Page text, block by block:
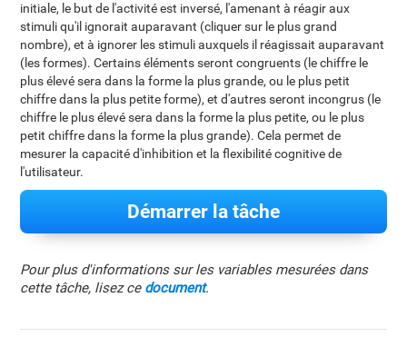
initiale, le but de l'activité est inversé, l'amenant à réagir aux
stimuli qu'il ignorait auparavant (cliquer sur le plus grand
nombre), et à ignorer les stimuli auxquels il réagissait auparavant
(les formes). Certains éléments seront congruents (le chiffre le
plus élevé sera dans la forme la plus grande, ou le plus petit
chiffre dans la plus petite forme), et d'autres seront incongrus (le
chiffre le plus élevé sera dans la forme la plus petite, ou le plus
petit chiffre dans la forme la plus grande). Cela permet de
mesurer la capacité d'inhibition et la flexibilité cognitive de
l'utilisateur.
Démarrer la tâche
Pour plus d'informations sur les variables mesurées dans
cette tâche, lisez ce document.